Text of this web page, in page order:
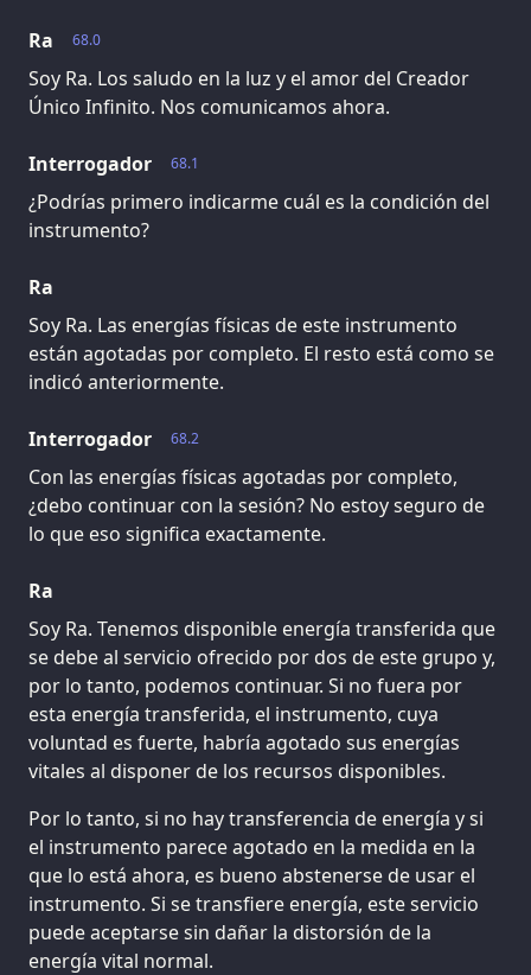
68.0
Ra
Soy Ra. Los saludo en la luz y el amor del Creador
Único Infinito. Nos comunicamos ahora.
68.1
Interrogador
¿Podrías primero indicarme cuál es la condición del
instrumento?
Ra
Soy Ra. Las energías físicas de este instrumento
están agotadas por completo. El resto está como se
indicó anteriormente.
68.2
Interrogador
Con las energías físicas agotadas por completo,
¿debo continuar con la sesión? No estoy seguro de
lo que eso significa exactamente.
Ra
Soy Ra. Tenemos disponible energía transferida que
se debe al servicio ofrecido por dos de este grupo y,
por lo tanto, podemos continuar. Si no fuera por
esta energía transferida, el instrumento, cuya
voluntad es fuerte, habría agotado sus energías
vitales al disponer de los recursos disponibles.
Por lo tanto, si no hay transferencia de energía y si
el instrumento parece agotado en la medida en la
que lo está ahora, es bueno abstenerse de usar el
instrumento. Si se transfiere energía, este servicio
puede aceptarse sin dañar la distorsión de la
energía vital normal.